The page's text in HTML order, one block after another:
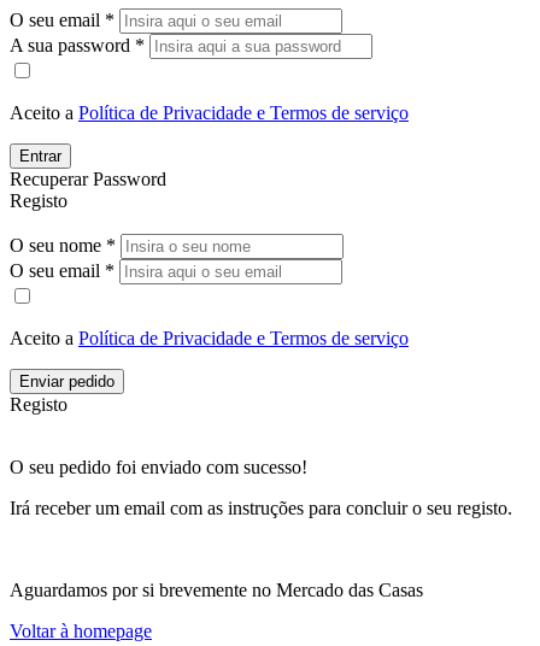
O seu email *
A sua password *
Aceito a Política de Privacidade e Termos de serviço
Entrar
Recuperar Password
Registo
O seu nome *
O seu email *
Aceito a Política de Privacidade e Termos de serviço
Enviar pedido
Registo
O seu pedido foi enviado com sucesso!
Irá receber um email com as instruções para concluir o seu registo.
Aguardamos por si brevemente no Mercado das Casas
Voltar à homepage